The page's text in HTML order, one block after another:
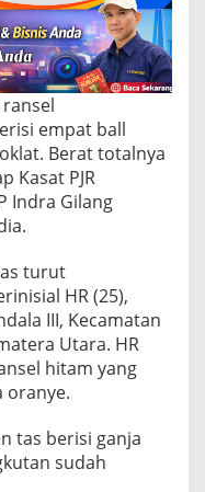
empat ball
Berat totalnya
Kasat PJR
Indra Gilang
turut
HR (25),
III, Kecamatan
Utara. HR
hitam yang
oranye.
tas berisi ganja
sudah